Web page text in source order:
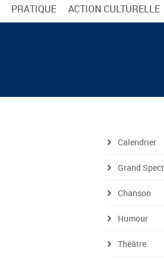
PRATIQUE ACTION CULTURELLE
Calendrier
Grand
Chanson
Humour
Théâtre